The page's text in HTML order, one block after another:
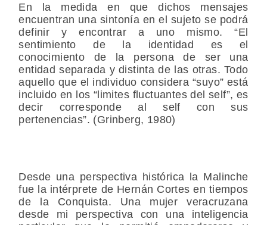
En la medida en que dichos mensajes
encuentran una sintonía en el sujeto se podrá
definir y encontrar a uno mismo. “El
sentimiento de la identidad es el
conocimiento de la persona de ser una
entidad separada y distinta de las otras. Todo
aquello que el individuo considera “suyo” está
incluido en los “limites fluctuantes del self”, es
decir corresponde al self con sus
pertenencias”. (Grinberg, 1980)
Desde una perspectiva histórica la Malinche
fue la intérprete de Hernán Cortes en tiempos
de la Conquista. Una mujer veracruzana
desde mi perspectiva con una inteligencia